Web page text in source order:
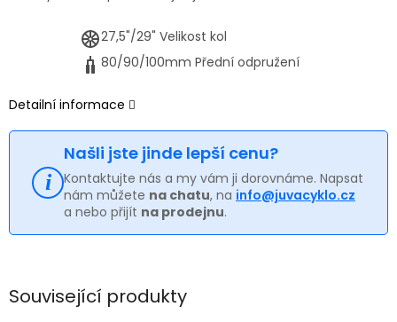
27,5"/29" Velikost kol
80/90/100mm Přední odpružení
Detailní informace
Našli jste jinde lepší cenu?
Kontaktujte nás a my vám ji dorovnáme. Napsat
nám můžete na chatu, na info@juvacyklo.cz
a nebo přijít na prodejnu.
Související produkty